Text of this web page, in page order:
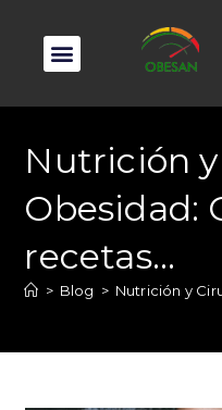
Nutrición
Obesidad:
recetas…
> Blog > Nutrición y